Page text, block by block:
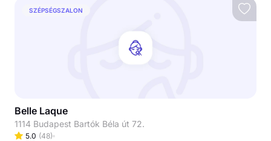
SZÉPSÉGSZALON
Belle Laque
1114 Budapest Bartók Béla út 72.
5.0 (48)